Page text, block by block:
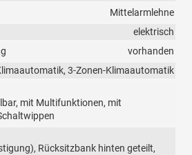
Mittelarmlehne
elektrisch
vorhanden
3-Zonen-Klimaautomatik
mit Multifunktionen, mit
Rücksitzbank hinten geteilt,